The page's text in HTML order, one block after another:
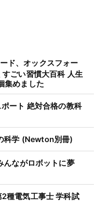
ド、オックスフォー
ごい習慣大百科 人生
集めました
ート 絶対合格の教科
学 (Newton別冊)
んながロボットに夢
種電気工事士 学科試